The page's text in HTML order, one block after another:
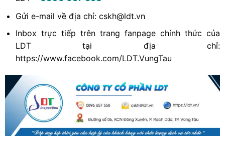
Gửi e-mail về địa chỉ: cskh@ldt.vn
Inbox trực tiếp trên trang fanpage chính thức của
LDT tại địa chỉ:
https://www.facebook.com/LDT.VungTau